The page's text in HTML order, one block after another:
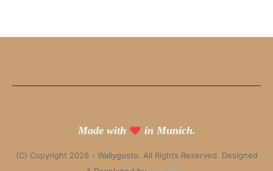
Made with in Munich.
(C) Copyright 2026 - Wallygusto. All Rights Reserved. Designed